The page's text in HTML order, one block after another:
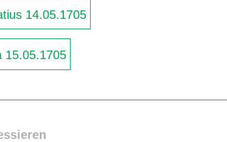
14.05.1705
15.05.1705